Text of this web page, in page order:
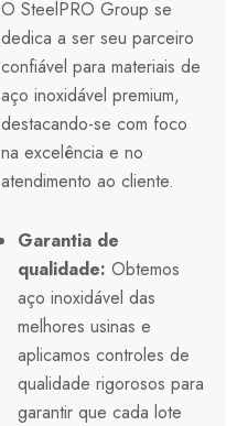
O SteelPRO Group se
dedica a ser seu parceiro
confiável para materiais de
aço inoxidável premium,
destacando-se com foco
na excelência e no
atendimento ao cliente.
Garantia de
qualidade: Obtemos
aço inoxidável das
melhores usinas e
aplicamos controles de
qualidade rigorosos para
garantir que cada lote